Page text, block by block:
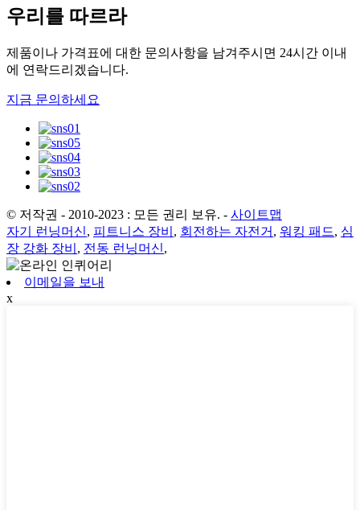
우리를 따르라
제품이나 가격표에 대한 문의사항을 남겨주시면 24시간 이내
에 연락드리겠습니다.
지금 문의하세요
© 저작권 - 2010-2023 : 모든 권리 보유. - 사이트맵
자기 런닝머신, 피트니스 장비 , 회전하는 자전거 , 워킹 패드, 심
장 강화 장비 , 전동 런닝머신,
이메일을 보내
x